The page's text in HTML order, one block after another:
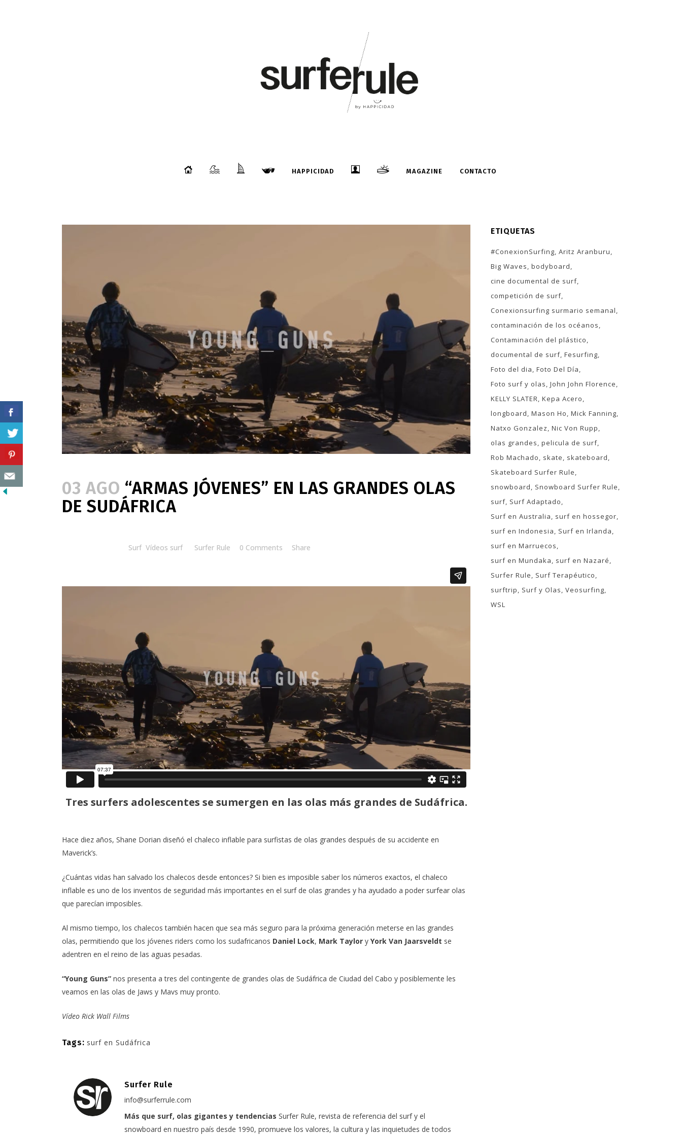
HAPPICIDAD MAGAZINE CONTACTO
03 AGO “ARMAS JÓVENES” EN LAS GRANDES OLAS
DE SUDÁFRICA
Surf Vídeos surf Surfer Rule 0 Comments Share
Tres surfers adolescentes se sumergen en las olas más grandes de Sudáfrica.
Hace diez años, Shane Dorian diseñó el chaleco inflable para surfistas de olas grandes después de su accidente en
Maverick’s.
¿Cuántas vidas han salvado los chalecos desde entonces? Si bien es imposible saber los números exactos, el chaleco
inflable es uno de los inventos de seguridad más importantes en el surf de olas grandes y ha ayudado a poder surfear olas
que parecían imposibles.
Al mismo tiempo, los chalecos también hacen que sea más seguro para la próxima generación meterse en las grandes
olas, permitiendo que los jóvenes riders como los sudafricanos Daniel Lock, Mark Taylor y York Van Jaarsveldt se
adentren en el reino de las aguas pesadas.
“Young Guns” nos presenta a tres del contingente de grandes olas de Sudáfrica de Ciudad del Cabo y posiblemente les
veamos en las olas de Jaws y Mavs muy pronto.
Vídeo Rick Wall Films
Tags: surf en Sudáfrica
Surfer Rule
info@surferrule.com
Más que surf, olas gigantes y tendencias Surfer Rule, revista de referencia del surf y el
snowboard en nuestro país desde 1990, promueve los valores, la cultura y las inquietudes de todos
ETIQUETAS
#ConexionSurfing Aritz Aranburu
Big Waves bodyboard
cine documental de surf
competición de surf
Conexionsurfing surmario semanal
contaminación de los océanos
Contaminación del plástico
documental de surf Fesurfing
Foto del dia Foto Del Día
Foto surf y olas John John Florence
KELLY SLATER Kepa Acero
longboard Mason Ho Mick Fanning
Natxo Gonzalez Nic Von Rupp
olas grandes pelicula de surf
Rob Machado
skate
skateboard
Skateboard Surfer Rule
snowboard
Snowboard Surfer Rule
surf Surf Adaptado
Surf en Australia
surf en hossegor
surf en Indonesia
Surf en Irlanda
surf en Marruecos
surf en Mundaka
surf en Nazaré
Surfer Rule
Surf Terapéutico
surftrip
Surf y Olas Veosurfing
WSL